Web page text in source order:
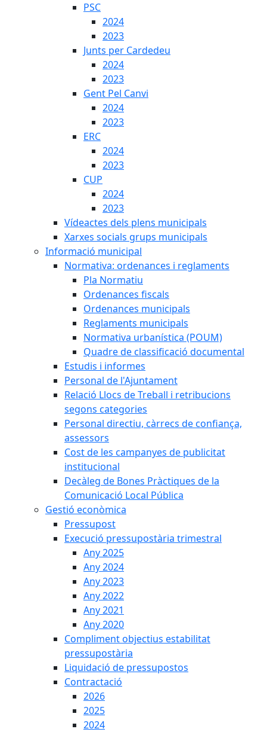
PSC
2024
2023
Junts per Cardedeu
2024
2023
Gent Pel Canvi
2024
2023
ERC
2024
2023
CUP
2024
2023
Vídeactes dels plens municipals
Xarxes socials grups municipals
Informació municipal
Normativa: ordenances i reglaments
Pla Normatiu
Ordenances fiscals
Ordenances municipals
Reglaments municipals
Normativa urbanística (POUM)
Quadre de classificació documental
Estudis i informes
Personal de l'Ajuntament
Relació Llocs de Treball i retribucions
segons categories
Personal directiu, càrrecs de confiança,
assessors
Cost de les campanyes de publicitat
institucional
Decàleg de Bones Pràctiques de la
Comunicació Local Pública
Gestió econòmica
Pressupost
Execució pressupostària trimestral
Any 2025
Any 2024
Any 2023
Any 2022
Any 2021
Any 2020
Compliment objectius estabilitat
pressupostària
Liquidació de pressupostos
Contractació
2026
2025
2024